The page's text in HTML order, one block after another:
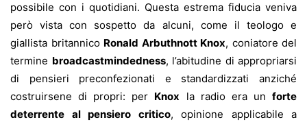
possibile con i quotidiani. Questa estrema fiducia veniva
però vista con sospetto da alcuni, come il teologo e
giallista britannico Ronald Arbuthnott Knox, coniatore del
termine broadcastmindedness, l’abitudine di appropriarsi
di pensieri preconfezionati e standardizzati anziché
costruirsene di propri: per Knox la radio era unforte
deterrente al pensiero critico, opinione applicabile a